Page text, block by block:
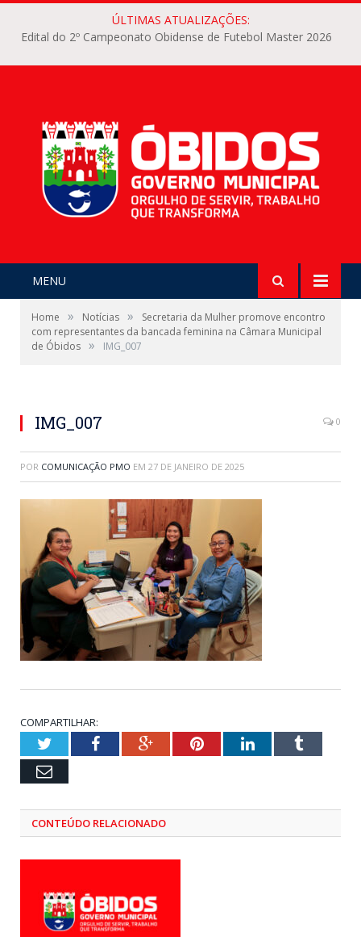
ÚLTIMAS ATUALIZAÇÕES:
Edital do 2º Campeonato Obidense de Futebol Master 2026
MENU
Home » Notícias »
Secretaria da Mulher promove encontro
com representantes da bancada feminina na Câmara Municipal
de Óbidos » IMG_007
IMG_007 0
POR COMUNICAÇÃO PMO EM 27 DE JANEIRO DE 2025
COMPARTILHAR:
TwitterFacebookGoogle+PinterestLinkedInTumblr
Email
CONTEÚDO RELACIONADO